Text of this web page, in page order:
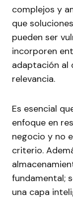
complejos y
que
pueden ser
incorporen
adaptación al
relevancia.
Es esencial
enfoque en
negocio y no
criterio.
fundamental;
una capa